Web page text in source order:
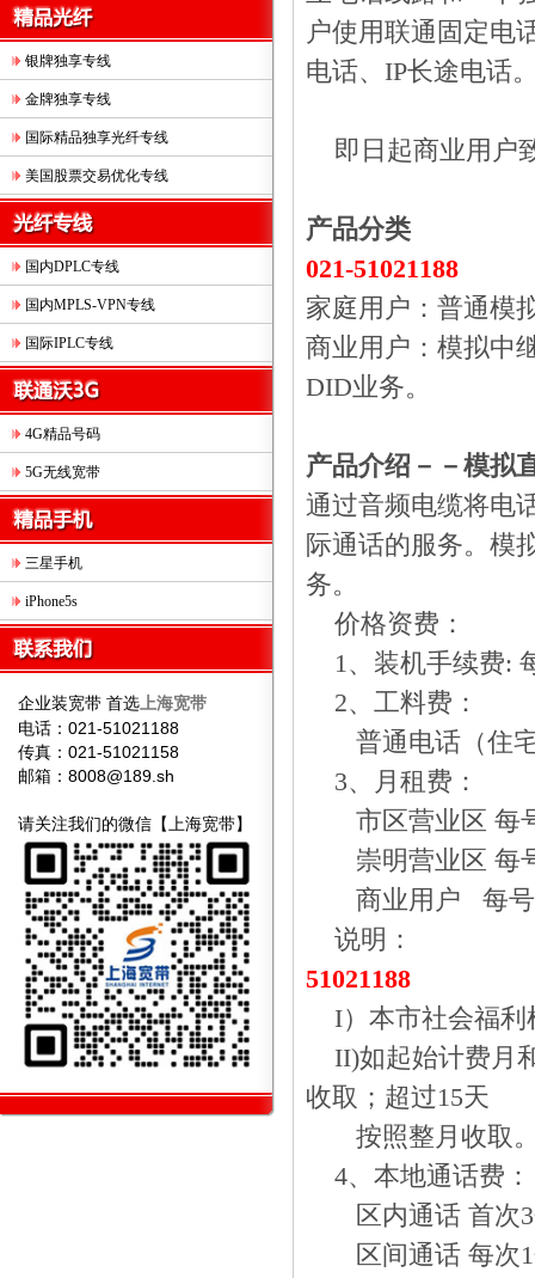
银牌独享专线
金牌独享专线
国际精品独享光纤专线
美国股票交易优化专线
国内DPLC专线
国内MPLS-VPN专线
国际IPLC专线
4G精品号码
5G无线宽带
三星手机
iPhone5s
企业装宽带 首选上海宽带
电话：021-51021188
传真：021-51021158
邮箱： 8008@189.sh
请关注我们的微信【上海宽带】
户使用联通固定电
电话、 IP长途电话
即日起商业用户
产品分类
021-51021188
家庭用户：普通模
商业用户：模拟中
DID业务。
产品介绍－－模拟
通过音频电缆将电
际通话的服务。模
务。
价格资费：
1、装机手续费:
2、工料费：
普通电话（住
3、月租费：
市区营业区 每
崇明营业区 每
商业用户
每号
说明：
51021188
I）本市社会福
II)如起始计费月
收取；超过15天
按照整月收取
4、本地通话费：
区内通话 首次3
区间通话 每次1